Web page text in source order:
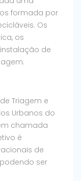
formada por
Os
os
de
Triagem e
Urbanos do
chamada
é
de
ser